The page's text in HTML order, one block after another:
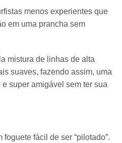
menos experientes que
em uma prancha sem
mistura de linhas de alta
suaves, fazendo assim, uma
super amigável sem ter sua
fácil de ser “pilotado”.